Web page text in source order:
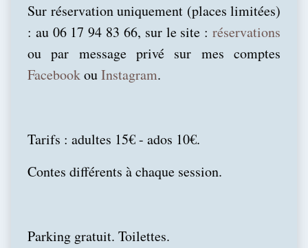
Sur réservation uniquement (places limitées)
: au 06 17 94 83 66, sur lesite :réservations
ou par message privé sur mes comptes
FacebookouInstagram.
Tarifs : adultes 15€ - ados 10€.
Contes différents à chaque session.
Parking gratuit. Toilettes.